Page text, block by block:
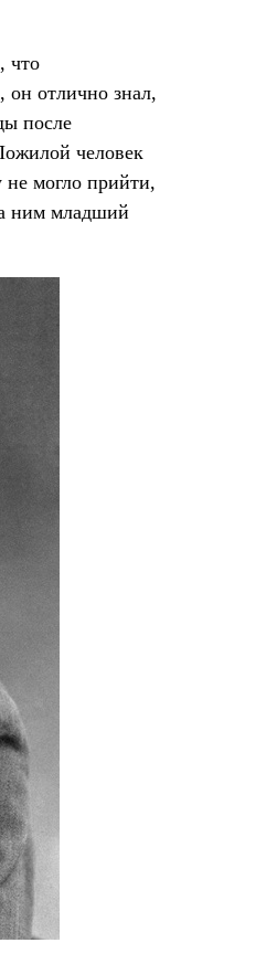
что
он отлично знал,
после
человек
не могло прийти,
ним младший